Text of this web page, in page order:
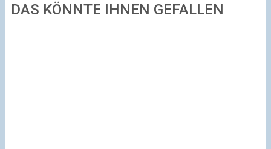
DAS KÖNNTE IHNEN GEFALLEN